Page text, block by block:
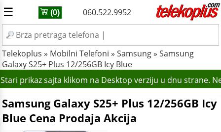
☰ (0) 060.522.9952
Telekoplus » Mobilni Telefoni » Samsung» Samsung
Galaxy S25+ Plus 12/256GB Icy Blue
prikaz sajta klikom na Desktop verziju u dnu strane.
Samsung Galaxy S25+ Plus 12/256GB Icy
Blue Cena Prodaja Akcija